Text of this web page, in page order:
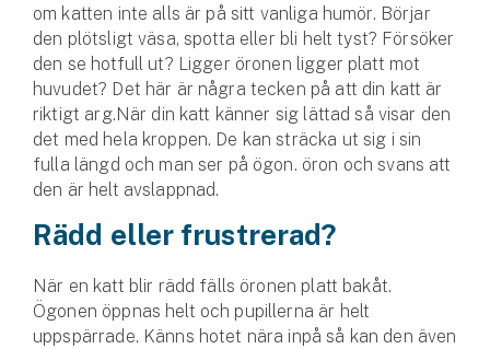
Drönarförsäkring
För förmedlare
Gruppförsäkringar
Se alla försäkringar
om katten inte alls är på sitt vanliga humör. Börjar
den plötsligt väsa, spotta eller bli helt tyst? Försöker
den se hotfull ut? Ligger öronen ligger platt mot
huvudet? Det här är några tecken på att din katt är
riktigt arg.När din katt känner sig lättad så visar den
det med hela kroppen. De kan sträcka ut sig i sin
fulla längd och man ser på ögon. öron och svans att
den är helt avslappnad.
Rädd eller frustrerad?
När en katt blir rädd fälls öronen platt bakåt.
Ögonen öppnas helt och pupillerna är helt
uppspärrade. Känns hotet nära inpå så kan den även